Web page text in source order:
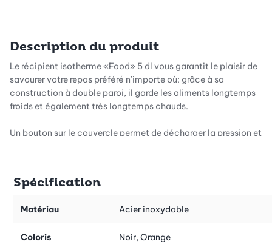
Description du produit
Le récipient isotherme «Food» 5 dl vous garantit le plaisir de
savourer votre repas préféré n’importe où: grâce à sa
construction à double paroi, il garde les aliments longtemps
froids et également très longtemps chauds.
Un bouton sur le couvercle permet de décharger la pression et
30°C après 24 heures.
Le récipient isotherme «Food» est disponible dans notre
Spécification
Matériau Acier inoxydable
Coloris Noir, Orange